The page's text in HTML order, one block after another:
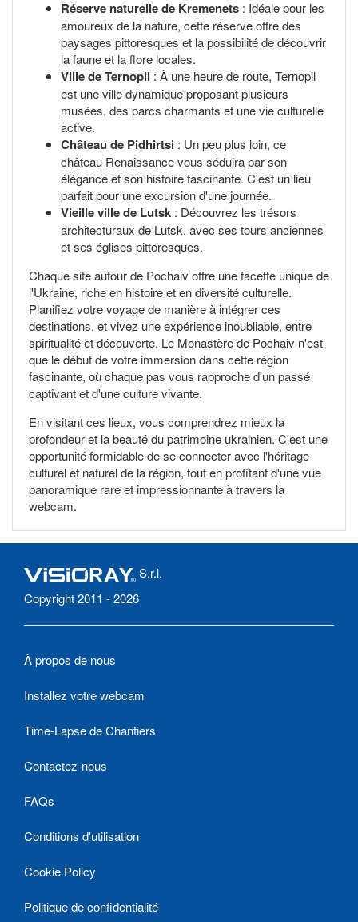
Réserve naturelle de Kremenets : Idéale pour les
amoureux de la nature, cette réserve offre des
paysages pittoresques et la possibilité de découvrir
la faune et la flore locales.
Ville de Ternopil : À une heure de route, Ternopil
est une ville dynamique proposant plusieurs
musées, des parcs charmants et une vie culturelle
active.
Château de Pidhirtsi : Un peu plus loin, ce
château Renaissance vous séduira par son
élégance et son histoire fascinante. C'est un lieu
parfait pour une excursion d'une journée.
Vieille ville de Lutsk : Découvrez les trésors
architecturaux de Lutsk, avec ses tours anciennes
et ses églises pittoresques.
Chaque site autour de Pochaiv offre une facette unique de
l'Ukraine, riche en histoire et en diversité culturelle.
Planifiez votre voyage de manière à intégrer ces
destinations, et vivez une expérience inoubliable, entre
spiritualité et découverte. Le Monastère de Pochaiv n'est
que le début de votre immersion dans cette région
fascinante, où chaque pas vous rapproche d'un passé
captivant et d'une culture vivante.
En visitant ces lieux, vous comprendrez mieux la
profondeur et la beauté du patrimoine ukrainien. C'est une
opportunité formidable de se connecter avec l'héritage
culturel et naturel de la région, tout en profitant d'une vue
panoramique rare et impressionnante à travers la
webcam.
S.r.l.
Copyright 2011 - 2026
À propos de nous
Installez votre webcam
Time-Lapse de Chantiers
Contactez-nous
FAQs
Conditions d'utilisation
Cookie Policy
Politique de confidentialité